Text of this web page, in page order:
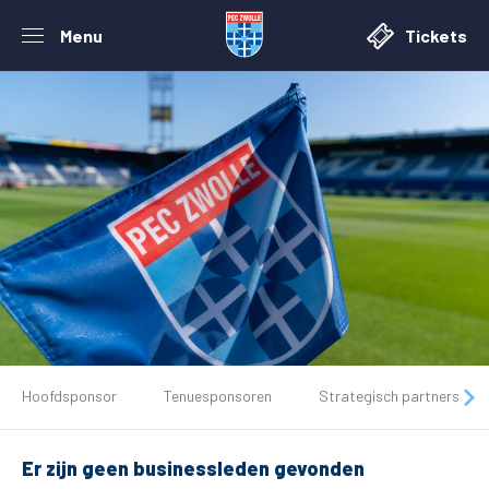
Menu Tickets
Tickets
Matchdays
Hoofdsponsor Tenuesponsoren Strategisch partners
Er zijn geen businessleden gevonden